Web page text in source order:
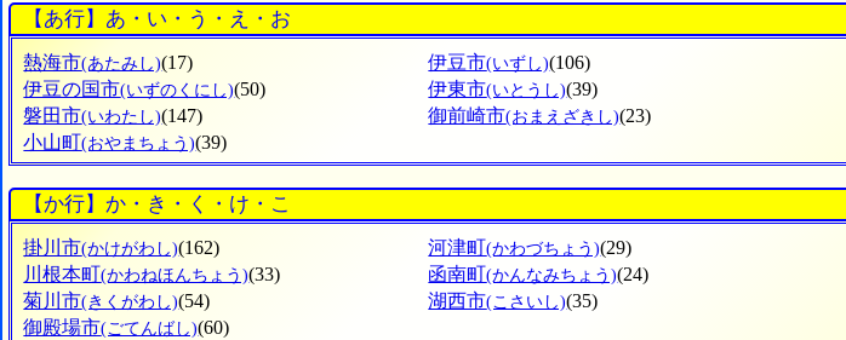
【あ行】あ・い・う・え・お
熱海市(あたみし)(17) 伊豆市(いずし)(106)
伊豆の国市(いずのくにし)(50) 伊東市(いとうし)(39)
磐田市(いわたし)(147) 御前崎市(おまえざきし)(23)
小山町(おやまちょう)(39)
【か行】か・き・く・け・こ
掛川市(かけがわし)(162) 河津町(かわづちょう)(29)
川根本町(かわねほんちょう)(33) 函南町(かんなみちょう)(24)
菊川市(きくがわし)(54) 湖西市(こさいし)(35)
御殿場市(ごてんばし)(60)